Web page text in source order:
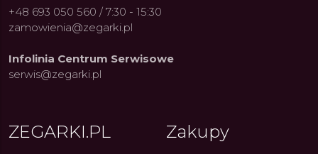
+48 693 050 560 / 7:30 - 15:30
zamowienia@zegarki.pl
Infolinia Centrum Serwisowe
serwis@zegarki.pl
ZEGARKI.PL Zakupy